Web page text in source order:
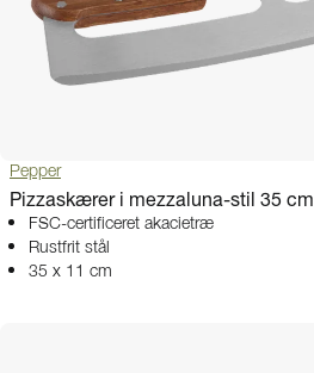
Pepper
Pizzaskærer i mezzaluna-stil 35 cm
FSC-certificeret akacietræ
Rustfrit stål
35 x 11 cm